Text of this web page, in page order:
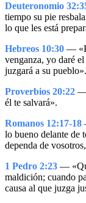
Deuteronomio
tiempo su pie
lo que les está
Hebreos 10:30 —
venganza, yo daré
juzgará a su pueblo».
Proverbios 20:22 —
él te salvará».
Romanos 12:17-18
lo bueno delante de
dependa de
1 Pedro 2:23 —
maldición; cuando
causa al que juzga